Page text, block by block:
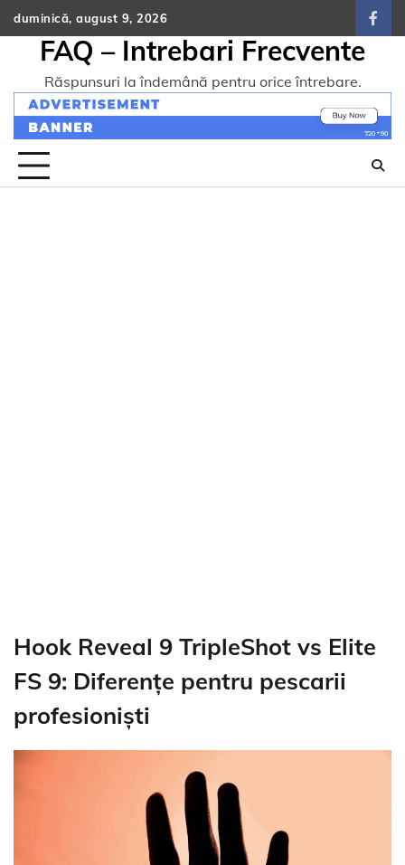
Skip
to
content
duminică, august 9, 2026
FAQ – Intrebari Frecvente
Răspunsuri la îndemână pentru orice întrebare.
Hook Reveal 9 TripleShot vs Elite
FS 9: Diferențe pentru pescarii
profesioniști